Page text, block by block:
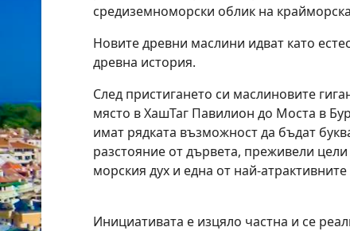
средиземноморски облик на
Новите древни маслини идват като
древна история.
След пристигането си маслиновите
място в ХашТаг Павилион до Моста в
имат рядката възможност да бъдат
разстояние от дървета, преживели
морския дух и една от най-
Инициативата е изцяло частна и се